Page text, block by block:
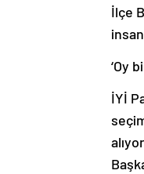
İlçe
‘Oy
İYİ